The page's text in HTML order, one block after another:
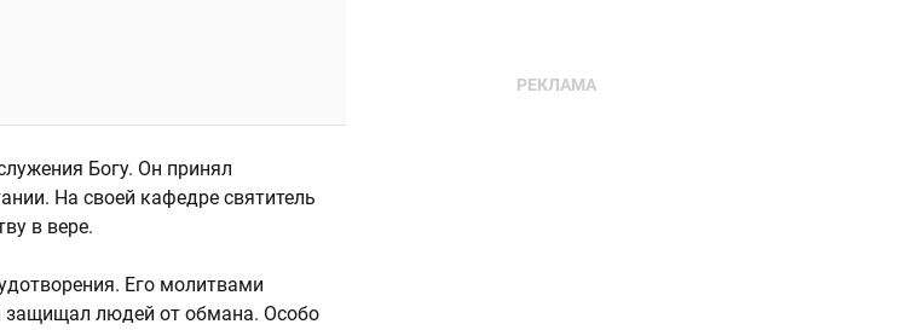
Богу. Он принял
На своей кафедре святитель
в вере.
Его молитвами
защищал людей от обмана. Особо